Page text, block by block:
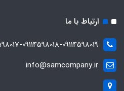
ارتباط با ما
۰۹۱۱۹۲۵۹۵۱۷-09114598017-
info@samcompany.ir